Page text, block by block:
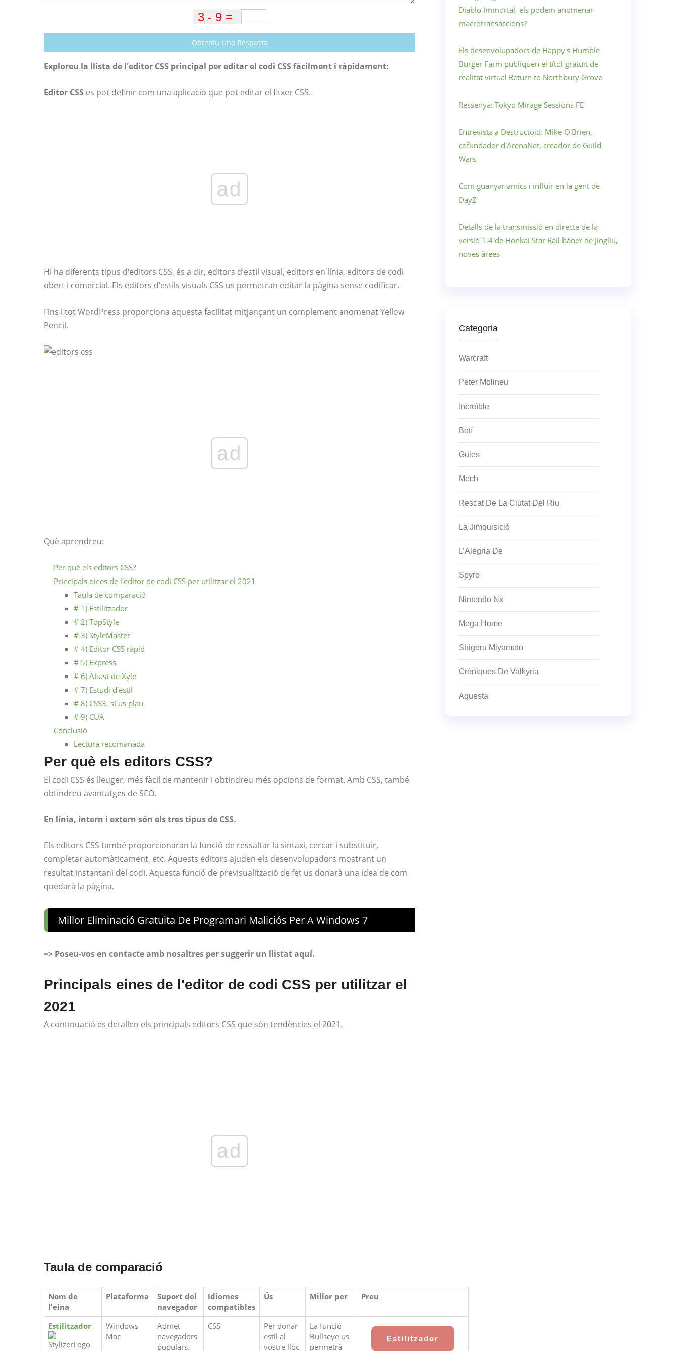
Obteniu Una Resposta
Exploreu la llista de l'editor CSS principal per editar el codi CSS fàcilment i ràpidament:
Editor CSS es pot definir com una aplicació que pot editar el fitxer CSS.
ad
Hi ha diferents tipus d’editors CSS, és a dir, editors d’estil visual, editors en línia, editors de codi
obert i comercial. Els editors d’estils visuals CSS us permetran editar la pàgina sense codificar.
Fins i tot WordPress proporciona aquesta facilitat mitjançant un complement anomenat Yellow
Pencil.
ad
Què aprendreu:
Per què els editors CSS?
Principals eines de l'editor de codi CSS per utilitzar el 2021
Taula de comparació
# 1) Estilitzador
# 2) TopStyle
# 3) StyleMaster
# 4) Editor CSS ràpid
# 5) Express
# 6) Abast de Xyle
# 7) Estudi d'estil
# 8) CSS3, si us plau
# 9) CUA
Conclusió
Lectura recomanada
Per què els editors CSS?
El codi CSS és lleuger, més fàcil de mantenir i obtindreu més opcions de format. Amb CSS, també
obtindreu avantatges de SEO.
En línia, intern i extern són els tres tipus de CSS.
Els editors CSS també proporcionaran la funció de ressaltar la sintaxi, cercar i substituir,
completar automàticament, etc. Aquests editors ajuden els desenvolupadors mostrant un
resultat instantani del codi. Aquesta funció de previsualització de fet us donarà una idea de com
quedarà la pàgina.
Millor Eliminació Gratuïta De Programari Maliciós Per A Windows 7
=> Poseu-vos en contacte amb nosaltres per suggerir un llistat aquí.
Principals eines de l'editor de codi CSS per utilitzar el
2021
A continuació es detallen els principals editors CSS que són tendències el 2021.
ad
Taula de comparació
Nom de
l'eina
Plataforma
Suport del
navegador
Idiomes
compatibles
Ús Millor per Preu
Estilitzador
Windows
Mac
Admet
navegadors
populars.
CSS
Per donar
estil al
vostre lloc
La funció
Bullseye us
permetrà
Estilitzador
Diablo Immortal, els podem anomenar
macrotransaccions?
Els desenvolupadors de Happy's Humble
Burger Farm publiquen el títol gratuït de
realitat virtual Return to Northbury Grove
Ressenya: Tokyo Mirage Sessions FE
Entrevista a Destructoid: Mike O'Brien,
cofundador d'ArenaNet, creador de Guild
Wars
Com guanyar amics i influir en la gent de
DayZ
Detalls de la transmissió en directe de la
versió 1.4 de Honkai Star Rail bàner de Jingliu,
noves àrees
Categoria
Warcraft
Peter Molineu
Increïble
Botí
Guies
Mech
Rescat De La Ciutat Del Riu
La Jimquisició
L’Alegria De
Spyro
Nintendo Nx
Mega Home
Shigeru Miyamoto
Cròniques De Valkyria
Aquesta